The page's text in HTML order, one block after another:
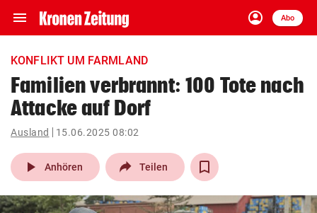
menu Navigation
ein-/ausklappen
account_circle
Anmelden
Abo
close Schließen
account_circle Anmelden
pin_drop
Wien arrow_right
bookmark
KONFLIKT UM FARMLAND
Familien verbrannt: 100 Tote nach
Attacke auf Dorf
Ausland 15.06.2025 08:02
play_arrow Anhören Teilen